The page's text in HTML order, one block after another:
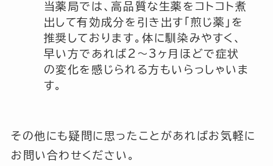
当薬局では、高品質な生薬をコトコト煮
出して有効成分を引き出す「煎じ薬」を
推奨しております。体に馴染みやすく、
早い方であれば2～3ヶ月ほどで症状
の変化を感じられる方もいらっしゃいま
す。
その他にも疑問に思ったことがあればお気軽に
お問い合わせください。